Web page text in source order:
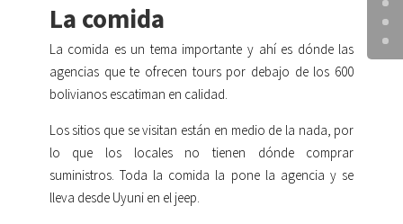
La comida
La comida es un tema importante y ahí es dónde las
agencias que te ofrecen tours por debajo de los 600
bolivianos escatiman en calidad.
Los sitios que se visitan están en medio de la nada, por
lo que los locales no tienen dónde comprar
suministros. Toda la comida la pone la agencia y se
lleva desde Uyuni en el jeep.